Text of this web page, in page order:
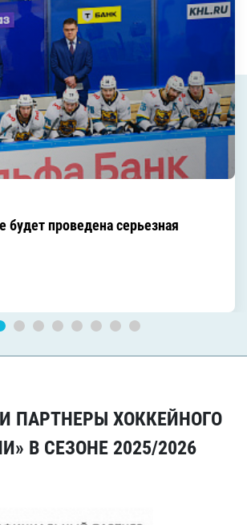
будет проведена серьезная
ПАРТНЕРЫ ХОККЕЙНОГО
В СЕЗОНЕ 2025/2026